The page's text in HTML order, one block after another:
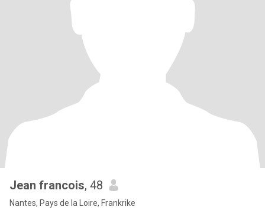
Jean francois, 48
Nantes, Pays de la Loire, Frankrike